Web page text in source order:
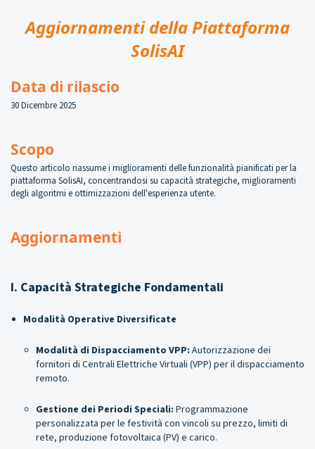
Aggiornamenti della Piattaforma
SolisAI
Data di rilascio
30 Dicembre 2025
Scopo
Questo articolo riassume i miglioramenti delle funzionalità pianificati per la
piattaforma SolisAI, concentrandosi su capacità strategiche, miglioramenti
degli algoritmi e ottimizzazioni dell'esperienza utente.
Aggiornamenti
I. Capacità Strategiche Fondamentali
Modalità Operative Diversificate
Modalità di Dispacciamento VPP: Autorizzazione dei
fornitori di Centrali Elettriche Virtuali (VPP) per il dispacciamento
remoto.
Gestione dei Periodi Speciali: Programmazione
personalizzata per le festività con vincoli su prezzo, limiti di
rete, produzione fotovoltaica (PV) e carico.